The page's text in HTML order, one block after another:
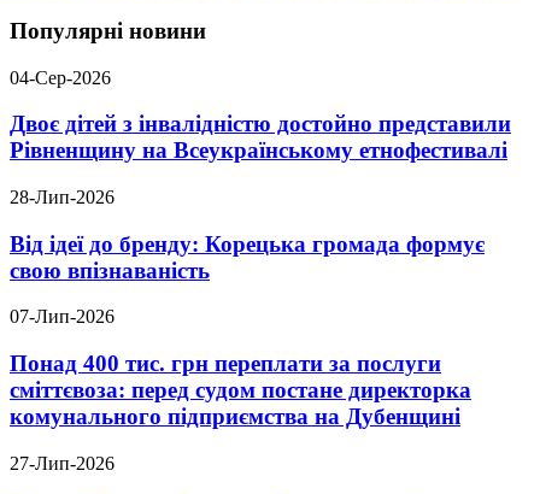
Популярні новини
04-Сер-2026
Двоє дітей з інвалідністю достойно представили
Рівненщину на Всеукраїнському етнофестивалі
28-Лип-2026
Від ідеї до бренду: Корецька громада формує
свою впізнаваність
07-Лип-2026
Понад 400 тис. грн переплати за послуги
сміттєвоза: перед судом постане директорка
комунального підприємства на Дубенщині
27-Лип-2026